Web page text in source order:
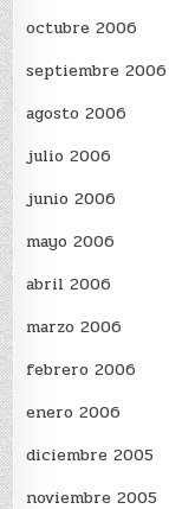
octubre 2006
septiembre 2006
agosto 2006
julio 2006
junio 2006
mayo 2006
abril 2006
marzo 2006
febrero 2006
enero 2006
diciembre 2005
noviembre 2005